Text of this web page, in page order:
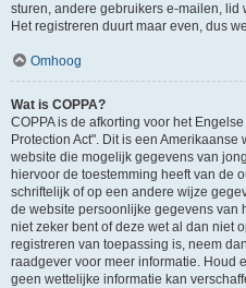
sturen, andere gebruikers e-mailen,
Het registreren duurt maar even, dus
Omhoog
Wat is COPPA?
COPPA is de afkorting voor het
Protection Act". Dit is een
website die mogelijk gegevens van
hiervoor de toestemming heeft van de
schriftelijk of op een andere wijze
de website persoonlijke gegevens van
niet zeker bent of deze wet al dan niet
registreren van toepassing is, neem
raadgever voor meer informatie. Houd
geen wettelijke informatie kan